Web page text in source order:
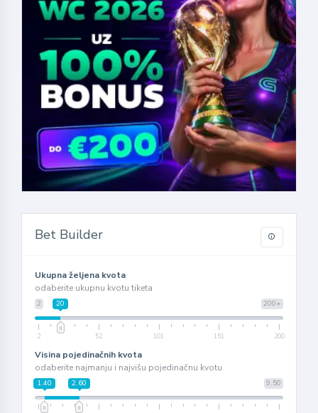
Bet Builder
Ukupna željena kvota
odaberite ukupnu kvotu tiketa
2 200+
20
2 52 101 151 200
Visina pojedinačnih kvota
odaberite najmanju i najvišu pojedinačnu kvotu
9.50
1.40 2.60